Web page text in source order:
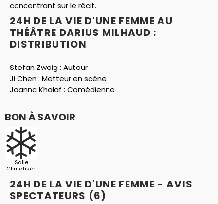
concentrant sur le récit.
24H DE LA VIE D'UNE FEMME AU
THÉÂTRE DARIUS MILHAUD :
DISTRIBUTION
Stefan Zweig : Auteur
Ji Chen : Metteur en scène
Joanna Khalaf : Comédienne
BON À SAVOIR
Salle
Climatisée
24H DE LA VIE D'UNE FEMME - AVIS
SPECTATEURS (6)